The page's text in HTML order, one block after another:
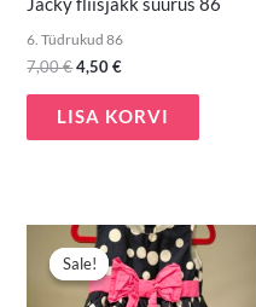
Jacky fliisjakk suurus 86
6. Tüdrukud 86
7,00€4,50€
LISA KORVI
Sale!
Sale!
Algne
hind
oli:
4,50 €.
Praegune
hind
on:
3,00 €.